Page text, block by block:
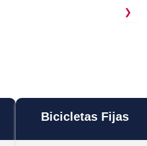
❯
Bicicletas Fijas